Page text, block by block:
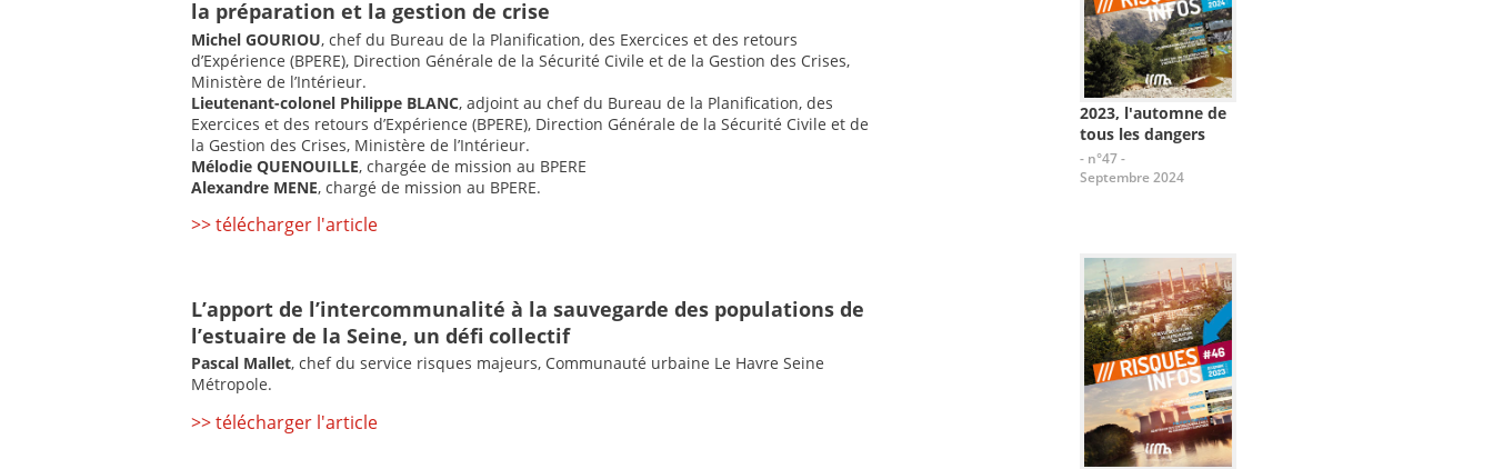
la préparation et la gestion de crise
Michel GOURIOU, chef du Bureau de la Planification, des Exercices et des retours
d’Expérience (BPERE), Direction Générale de la Sécurité Civile et de la Gestion des Crises,
Ministère de l’Intérieur.
Lieutenant-colonel Philippe BLANC, adjoint au chef du Bureau de la Planification, des
Exercices et des retours d’Expérience (BPERE), Direction Générale de la Sécurité Civile et de
la Gestion des Crises, Ministère de l’Intérieur.
Mélodie QUENOUILLE, chargée de mission au BPERE
Alexandre MENE, chargé de mission au BPERE.
>> télécharger l'article
L’apport de l’intercommunalité à la sauvegarde des populations de
l’estuaire de la Seine, un défi collectif
Pascal Mallet, chef du service risques majeurs, Communauté urbaine Le Havre Seine
Métropole.
>> télécharger l'article
2023, l'automne de
tous les dangers
- n°47 -
Septembre 2024